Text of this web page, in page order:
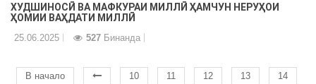
ХУДШИНОСӢ ВА МАФКУРАИ МИЛЛӢ ҲАМЧУН НЕРУҲОИ
ҲОМИИ ВАҲДАТИ МИЛЛӢ
25.06.2025 527 Бинанда
В начало 10 11 12 13 14